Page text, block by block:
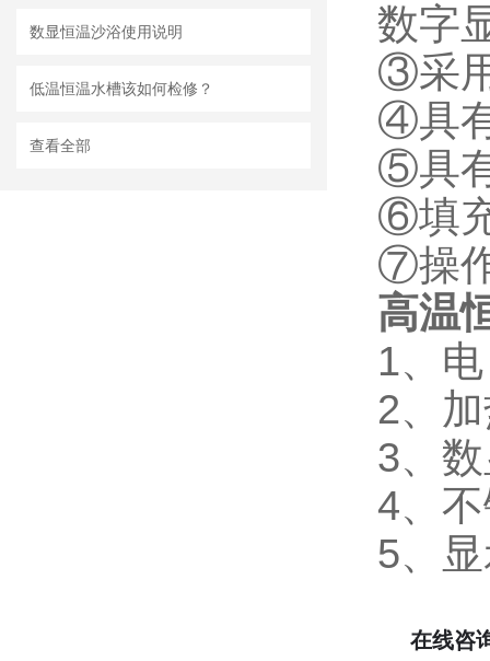
数显恒温沙浴使用说明
低温恒温水槽该如何检修？
查看全部
数字
③采
④具
⑤具
⑥填
⑦操
高温
1、
2、
3、
4、
5、
在线咨